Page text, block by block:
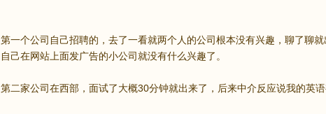
第一个公司自己招聘的，去了一看就两个人的公司根本没有兴趣，聊了聊
自己在网站上面发广告的小公司就没有什么兴趣了。
第二家公司在西部，面试了大概30分钟就出来了，后来中介反应说我的英语